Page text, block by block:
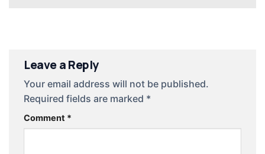
Leave a Reply
Your email address will not be published.
Required fields are marked *
Comment *